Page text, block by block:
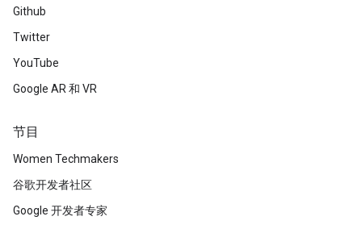
Github
Twitter
YouTube
Google AR 和 VR
节目
Women Techmakers
谷歌开发者社区
Google 开发者专家